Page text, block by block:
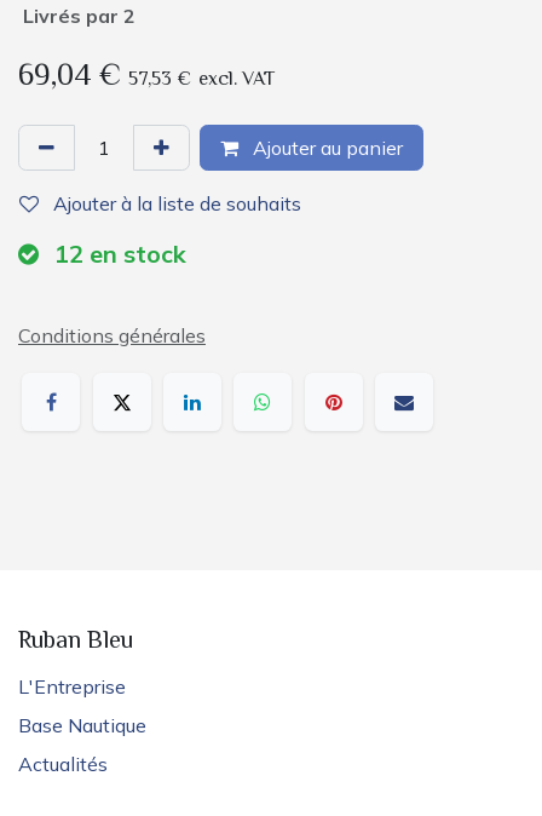
Livrés par 2
69,04€ 57,53 € excl. VAT
Ajouter au panier
Ajouter à la liste de souhaits
12 en stock
Conditions générales
Ruban Bleu
L'Entreprise
Base Nautique
Actualités